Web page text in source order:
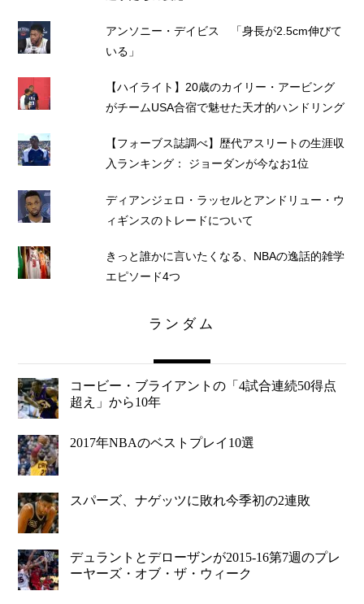
アンソニー・デイビス 「身長が2.5cm伸びて
いる」
【ハイライト】20歳のカイリー・アービング
がチームUSA合宿で魅せた天才的ハンドリング
【フォーブス誌調べ】歴代アスリートの生涯収
入ランキング： ジョーダンが今なお1位
ディアンジェロ・ラッセルとアンドリュー・ウ
ィギンスのトレードについて
きっと誰かに言いたくなる、NBAの逸話的雑学
エピソード4つ
ランダム
コービー・ブライアントの「4試合連続50得点
超え」から10年
2017年NBAのベストプレイ10選
スパーズ、ナゲッツに敗れ今季初の2連敗
デュラントとデローザンが2015-16第7週のプレ
ーヤーズ・オブ・ザ・ウィーク